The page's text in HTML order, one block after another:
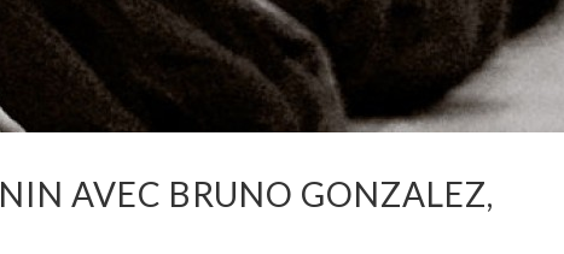
AVEC BRUNO GONZALEZ,